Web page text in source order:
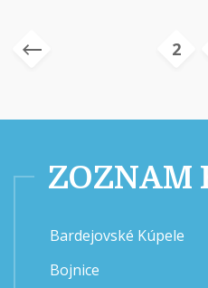
2
ZOZNAM
Bardejovské Kúpele
Bojnice